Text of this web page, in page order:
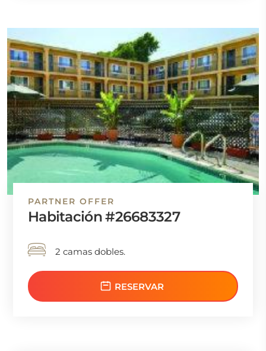
PARTNER OFFER
Habitación #26683327
2 camas dobles.
RESERVAR